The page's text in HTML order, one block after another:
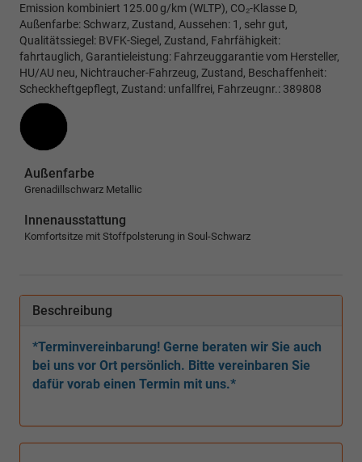
Emission kombiniert 125.00 g/km (WLTP), CO₂-Klasse D,
Außenfarbe: Schwarz, Zustand, Aussehen: 1, sehr gut,
Qualitätssiegel: BVFK-Siegel, Zustand, Fahrfähigkeit:
fahrtauglich, Garantieleistung: Fahrzeuggarantie vom Hersteller,
HU/AU neu, Nichtraucher-Fahrzeug, Zustand, Beschaffenheit:
Scheckheftgepflegt, Zustand: unfallfrei, Fahrzeugnr.: 389808
Außenfarbe
Grenadillschwarz Metallic
Innenausstattung
Komfortsitze mit Stoffpolsterung in Soul-Schwarz
Beschreibung
*Terminvereinbarung! Gerne beraten wir Sie auch
bei uns vor Ort persönlich. Bitte vereinbaren Sie
dafür vorab einen Termin mit uns.*